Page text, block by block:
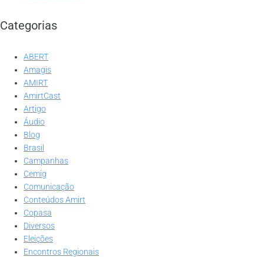
Categorias
ABERT
Amagis
AMIRT
AmirtCast
Artigo
Áudio
Blog
Brasil
Campanhas
Cemig
Comunicação
Conteúdos Amirt
Copasa
Diversos
Eleições
Encontros Regionais